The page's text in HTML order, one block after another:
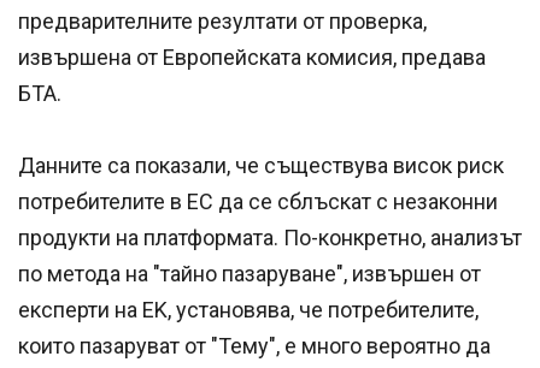
предварителните резултати от проверка,
извършена от Европейската комисия, предава
БТА.
Данните са показали, че съществува висок риск
потребителите в ЕС да се сблъскат с незаконни
продукти на платформата. По-конкретно, анализът
по метода на "тайно пазаруване", извършен от
експерти на EK, установява, че потребителите,
които пазаруват от "Тему", е много вероятно да